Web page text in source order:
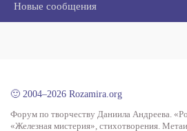
Новые сообщения
🙂 2004–2026 Rozamira.org
Форум по творчеству Даниила Андреева.
«Железная мистерия», стихотворения.